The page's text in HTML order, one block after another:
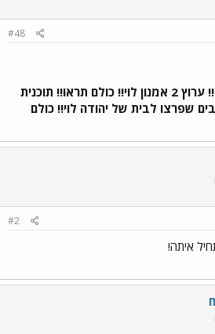
#48
עוד חצי שעה- רבע ל9 !! ערוץ 2 אמנון לוי!! כולם תראו!! תוכנית
שפרצו לבית של יהודה לוי!! כולם
#2
איתה!